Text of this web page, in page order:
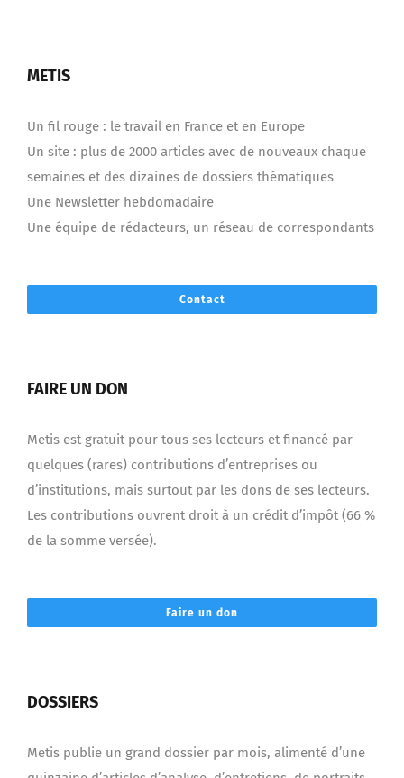
METIS
Un fil rouge : le travail en France et en Europe
Un site : plus de 2000 articles avec de nouveaux chaque
semaines et des dizaines de dossiers thématiques
Une Newsletter hebdomadaire
Une équipe de rédacteurs, un réseau de correspondants
Contact
FAIRE UN DON
Metis est gratuit pour tous ses lecteurs et financé par
quelques (rares) contributions d’entreprises ou
d’institutions, mais surtout par les dons de ses lecteurs.
Les contributions ouvrent droit à un crédit d’impôt (66 %
de la somme versée).
Faire un don
DOSSIERS
Metis publie un grand dossier par mois, alimenté d’une